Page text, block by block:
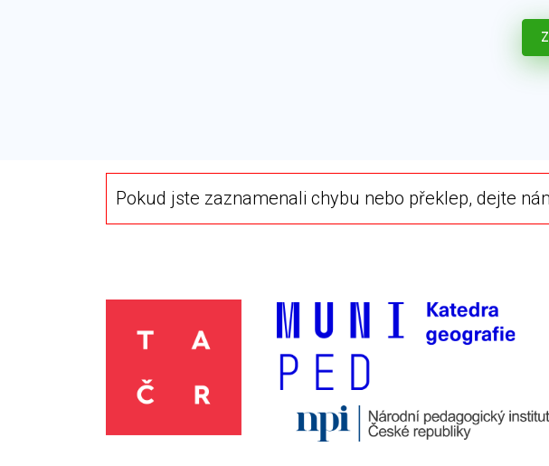
Pokud jste zaznamenali chybu nebo překlep, dejte